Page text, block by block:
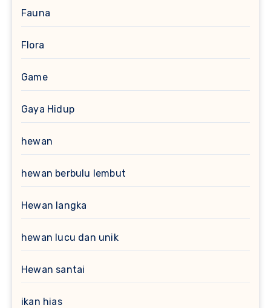
Fauna
Flora
Game
Gaya Hidup
hewan
hewan berbulu lembut
Hewan langka
hewan lucu dan unik
Hewan santai
ikan hias